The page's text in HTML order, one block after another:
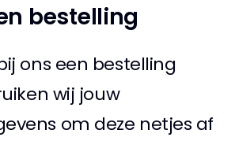
bestelling
ons een bestelling
wij jouw
om deze netjes af